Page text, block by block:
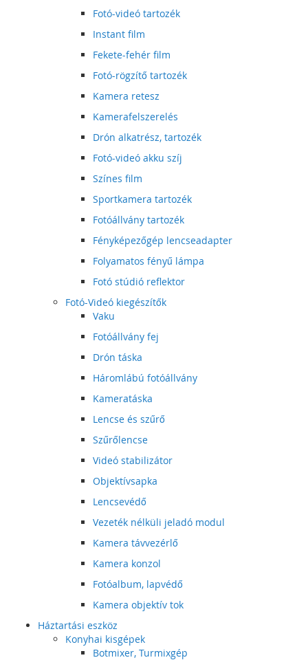
Fotó-videó tartozék
Instant film
Fekete-fehér film
Fotó-rögzítő tartozék
Kamera retesz
Kamerafelszerelés
Drón alkatrész, tartozék
Fotó-videó akku szíj
Színes film
Sportkamera tartozék
Fotóállvány tartozék
Fényképezőgép lencseadapter
Folyamatos fényű lámpa
Fotó stúdió reflektor
Fotó-Videó kiegészítők
Vaku
Fotóállvány fej
Drón táska
Háromlábú fotóállvány
Kameratáska
Lencse és szűrő
Szűrőlencse
Videó stabilizátor
Objektívsapka
Lencsevédő
Vezeték nélküli jeladó modul
Kamera távvezérlő
Kamera konzol
Fotóalbum, lapvédő
Kamera objektív tok
Háztartási eszköz
Konyhai kisgépek
Botmixer, Turmixgép